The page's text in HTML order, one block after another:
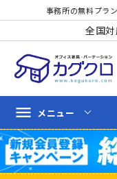
事務所の無料プラ
全国
menu メニュー